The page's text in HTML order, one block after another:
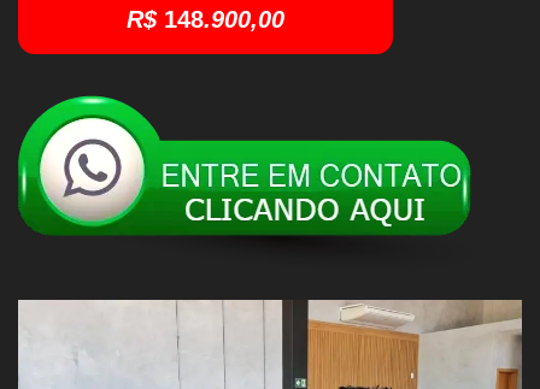
R$ 148.900,00